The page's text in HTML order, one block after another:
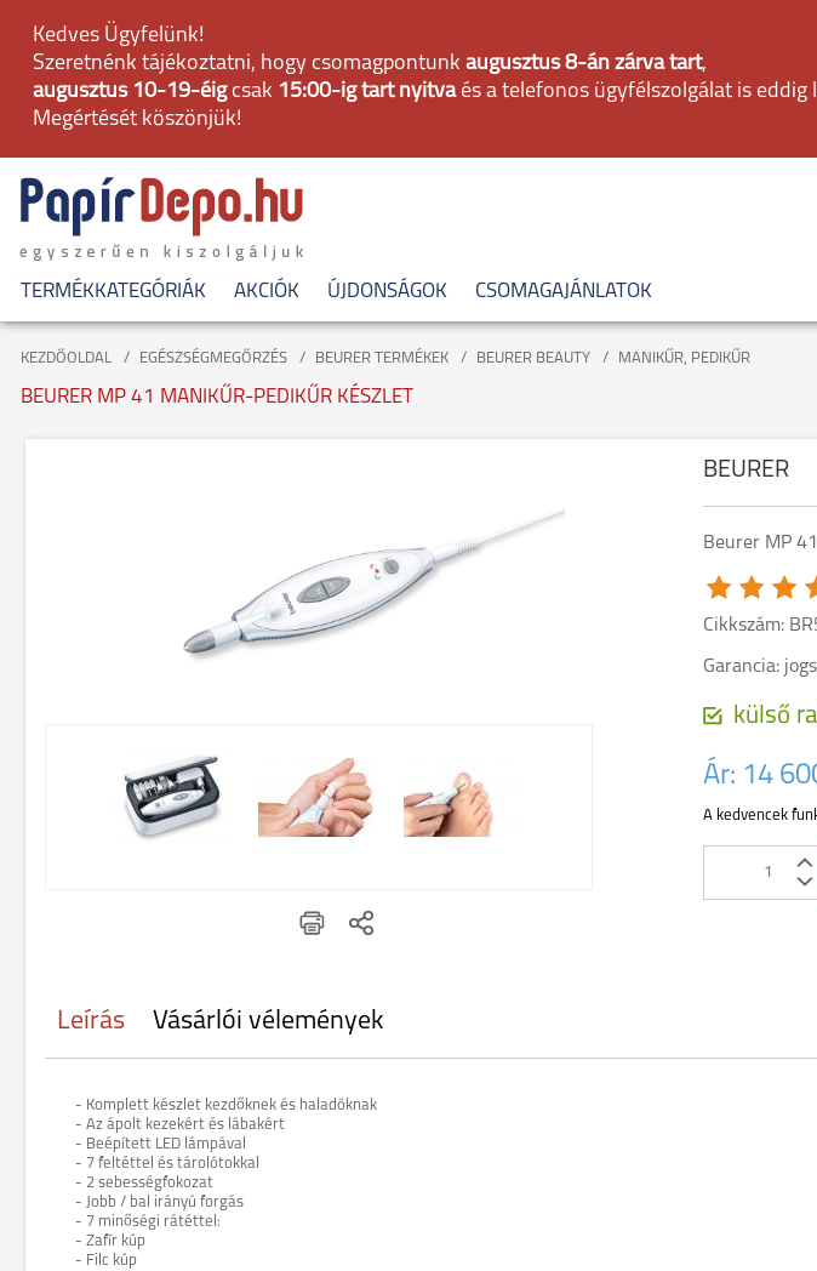
Kedves Ügyfelünk!
Szeretnénk tájékoztatni, hogy csomagpontunk augusztus 8-án zárva tart,
augusztus 10-19-éig csak 15:00-ig tart nyitvaés a telefonos ügyfélszolgálat is eddig
Megértését köszönjük!
TERMÉKKATEGÓRIÁK AKCIÓK ÚJDONSÁGOK CSOMAGAJÁNLATOK
KEZDŐOLDAL EGÉSZSÉGMEGŐRZÉS BEURER TERMÉKEK BEURER BEAUTY MANIKŰR, PEDIKŰR
BEURER MP 41 MANIKŰR-PEDIKŰR KÉSZLET
BEURER
Beurer MP
Cikkszám:
Garancia:
külső
Ár: 14
A kedvencek
Leírás Vásárlói vélemények
- Komplett készlet kezdőknek és haladóknak
- Az ápolt kezekért és lábakért
- Beépített LED lámpával
- 7 feltéttel és tárolótokkal
- 2 sebességfokozat
- Jobb / bal irányú forgás
- 7 minőségi rátéttel:
- Zafír kúp
- Filc kúp